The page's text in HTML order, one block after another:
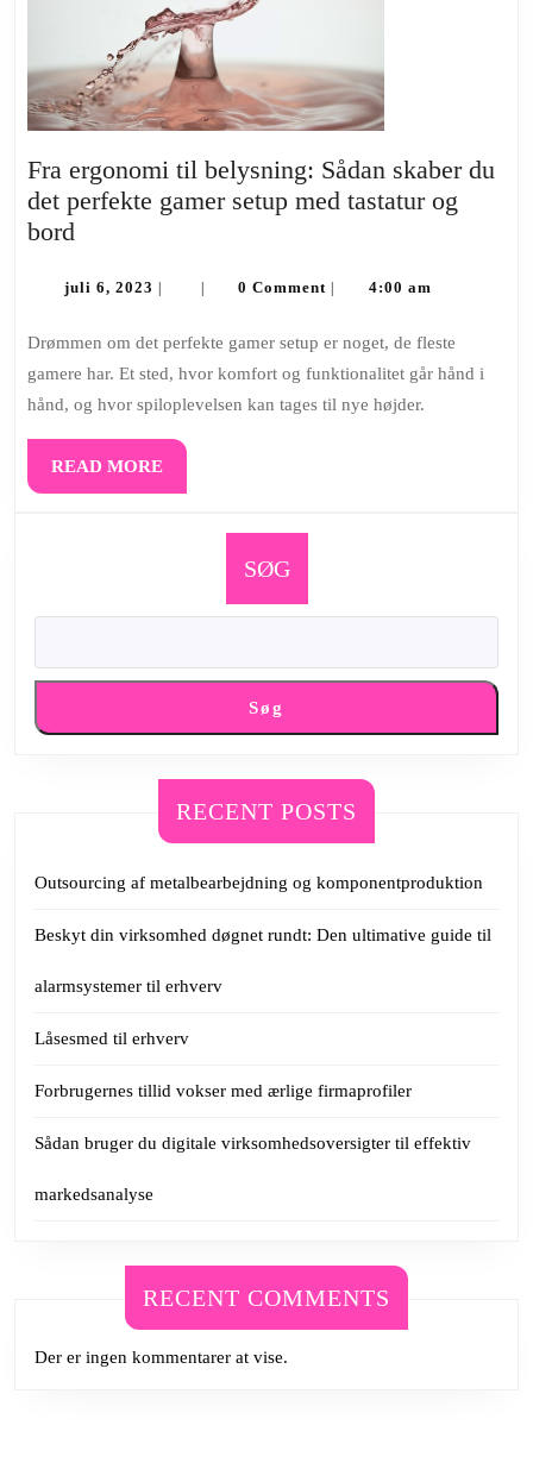
Fra ergonomi til belysning: Sådan skaber du
det perfekte gamer setup med tastatur og
bord
til
Sådan
skaber
du
det
perfekte
bord
juli 6, 2023 juli
0 Comment 4:00 am
Drømmen om det perfekte gamer setup er noget, de fleste
gamere har. Et sted, hvor komfort og funktionalitet går hånd i
hånd, og hvor spiloplevelsen kan tages til nye højder.
READ MOREREAD
MORE
SØG
Søg
RECENT POSTS
Outsourcing af metalbearbejdning og komponentproduktion
Beskyt din virksomhed døgnet rundt: Den ultimative guide til
alarmsystemer til erhverv
Låsesmed til erhverv
Forbrugernes tillid vokser med ærlige firmaprofiler
Sådan bruger du digitale virksomhedsoversigter til effektiv
markedsanalyse
RECENT COMMENTS
Der er ingen kommentarer at vise.